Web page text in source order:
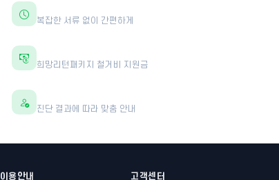
30초면 충분합니다
복잡한 서류 없이 간편하게
최대 600만원 지원
희망리턴패키지 철거비 지원금
전문가 1:1 상담
진단 결과에 따라 맞춤 안내
이용안내 고객센터